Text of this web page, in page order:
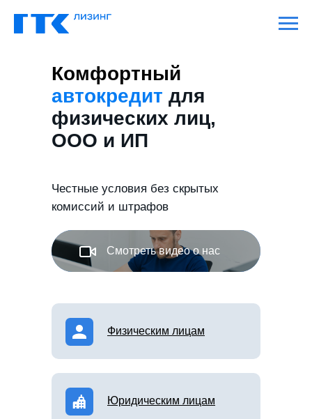
Комфортный
автокредит для
физических лиц,
ООО и ИП
Честные условия без скрытых
комиссий и штрафов
Смотреть видео о нас
Физическим лицам
Юридическим лицам